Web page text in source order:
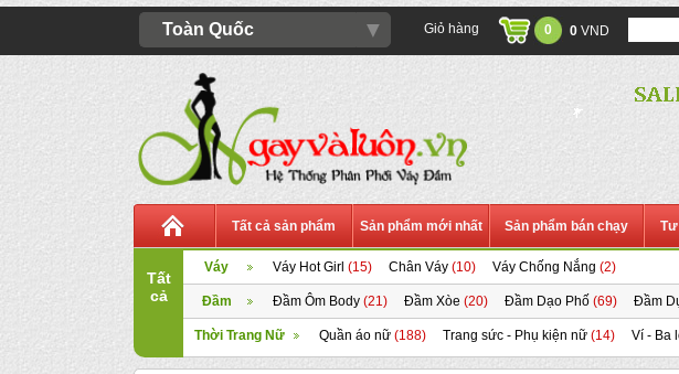
Toàn Quốc ▼ Giỏ hàng 0 0 VND
Tất cả sản phẩm Sản phẩm mới nhất Sản phẩm bán chạy
Tất
cả
Váy Váy Hot Girl (15) Chân Váy (10) Váy Chống Nắng (2)
Đầm Đầm Ôm Body (21) Đầm Xòe (20) Đầm Dạo Phố (69) Đầm
Thời Trang Nữ Quần áo nữ (188) Trang sức - Phụ kiện nữ (14) Ví - Ba